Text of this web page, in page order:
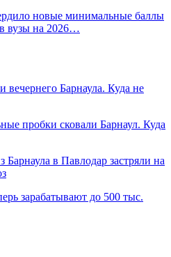
новые минимальные баллы
вузы на 2026…
вечернего Барнаула. Куда не
пробки сковали Барнаул. Куда
Барнаула в Павлодар застряли на
зарабатывают до 500 тыс.